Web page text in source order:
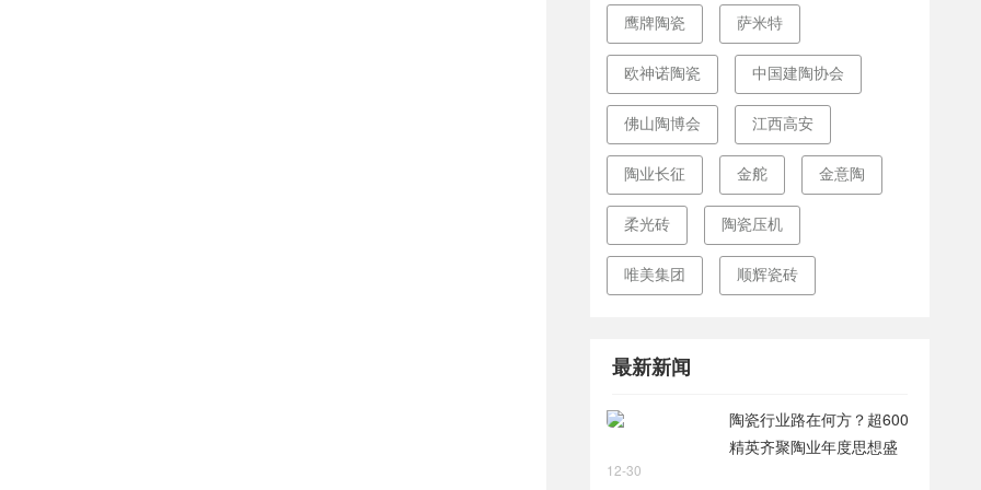
鹰牌陶瓷 萨米特
欧神诺陶瓷 中国建陶协会
佛山陶博会 江西高安
陶业长征 金舵 金意陶
柔光砖 陶瓷压机
唯美集团 顺辉瓷砖
最新新闻
陶瓷行业路在何方？超600
精英齐聚陶业年度思想盛
12-30